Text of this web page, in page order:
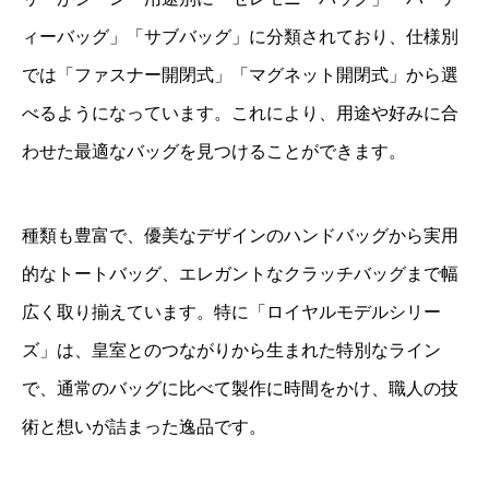
ィーバッグ」「サブバッグ」に分類されており、仕様別
では「ファスナー開閉式」「マグネット開閉式」から選
べるようになっています。これにより、用途や好みに合
わせた最適なバッグを見つけることができます。
種類も豊富で、優美なデザインのハンドバッグから実用
的なトートバッグ、エレガントなクラッチバッグまで幅
広く取り揃えています。特に「ロイヤルモデルシリー
ズ」は、皇室とのつながりから生まれた特別なライン
で、通常のバッグに比べて製作に時間をかけ、職人の技
術と想いが詰まった逸品です。